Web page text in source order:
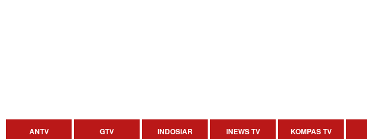
ANTV GTV INDOSIAR INEWS TV KOMPAS TV